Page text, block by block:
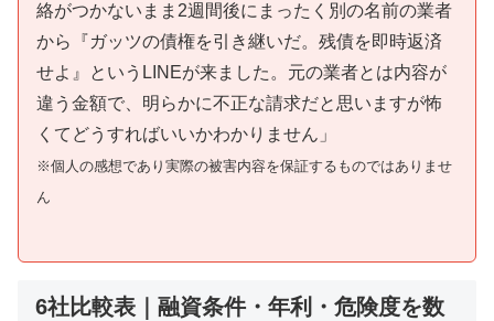
絡がつかないまま2週間後にまったく別の名前の業者
から『ガッツの債権を引き継いだ。残債を即時返済
せよ』というLINEが来ました。元の業者とは内容が
違う金額で、明らかに不正な請求だと思いますが怖
くてどうすればいいかわかりません」
※個人の感想であり実際の被害内容を保証するものではありませ
ん
6社比較表｜融資条件・年利・危険度を数